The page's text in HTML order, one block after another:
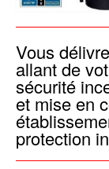
Vous
allant de
sécurité
et mise en
protection